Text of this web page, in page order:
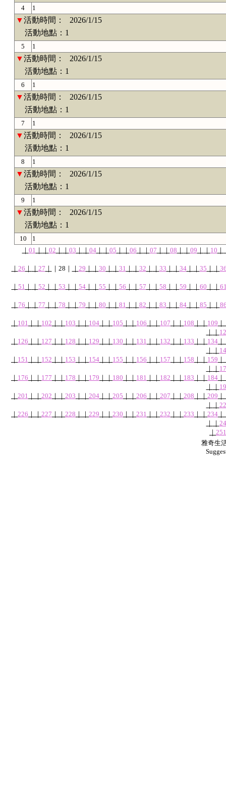
4 1
▼活動時間：
2026/1/15
活動地點：1
5 1
▼活動時間：
2026/1/15
活動地點：1
6 1
▼活動時間：
2026/1/15
活動地點：1
7 1
▼活動時間：
2026/1/15
活動地點：1
8 1
▼活動時間：
2026/1/15
活動地點：1
9 1
▼活動時間：
2026/1/15
活動地點：1
10
1
｜ 01 ｜ ｜ 02 ｜ ｜ 03 ｜ ｜ 04｜ ｜ 05 ｜ ｜ 06 ｜ ｜ 07 ｜ ｜ 08 ｜ ｜ 09 ｜ ｜ 10 ｜
｜ 26 ｜ ｜ 27 ｜ ｜ 28 ｜ ｜ 29 ｜ ｜ 30 ｜ ｜ 31 ｜ ｜ 32 ｜ ｜ 33 ｜ ｜ 34｜ ｜ 35 ｜ ｜
｜ 51 ｜ ｜ 52 ｜ ｜ 53 ｜ ｜ 54｜ ｜ 55 ｜ ｜ 56 ｜ ｜ 57 ｜ ｜ 58 ｜ ｜ 59 ｜ ｜ 60 ｜ ｜
｜ 76 ｜ ｜ 77 ｜ ｜ 78 ｜ ｜ 79 ｜ ｜ 80 ｜ ｜ 81 ｜ ｜ 82 ｜ ｜ 83 ｜ ｜ 84｜ ｜ 85 ｜ ｜
｜ 101 ｜ ｜ 102 ｜ ｜ 103 ｜ ｜ 104 ｜ ｜ 105 ｜ ｜ 106 ｜ ｜ 107 ｜ ｜ 108 ｜ ｜ 109 ｜
｜
｜
｜ 126 ｜ ｜ 127 ｜ ｜ 128 ｜ ｜ 129 ｜ ｜ 130 ｜ ｜ 131 ｜ ｜ 132 ｜ ｜ 133 ｜ ｜ 134 ｜
｜
｜
｜ 151 ｜ ｜ 152 ｜ ｜ 153 ｜ ｜ 154 ｜ ｜ 155 ｜ ｜ 156 ｜ ｜ 157 ｜ ｜ 158 ｜ ｜ 159 ｜
｜
｜
｜ 176 ｜ ｜ 177 ｜ ｜ 178 ｜ ｜ 179 ｜ ｜ 180 ｜ ｜ 181 ｜ ｜ 182 ｜ ｜ 183 ｜ ｜ 184 ｜
｜
｜
｜ 201 ｜ ｜ 202 ｜ ｜ 203 ｜ ｜ 204 ｜ ｜ 205 ｜ ｜ 206 ｜ ｜ 207 ｜ ｜ 208 ｜ ｜ 209 ｜
｜
｜
｜ 226 ｜ ｜ 227 ｜ ｜ 228 ｜ ｜ 229 ｜ ｜ 230 ｜ ｜ 231 ｜ ｜ 232 ｜ ｜ 233 ｜ ｜ 234 ｜
｜
｜
｜ 251
雅奇生